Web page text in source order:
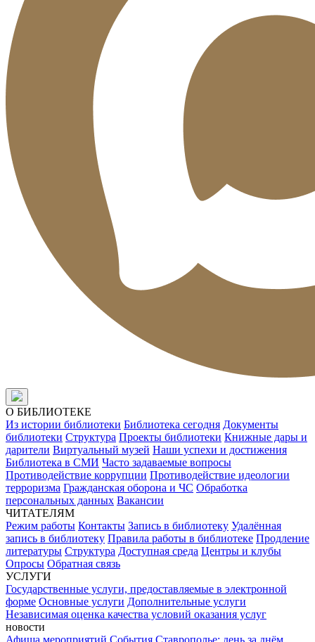
О БИБЛИОТЕКЕ
Из истории библиотеки Библиотека сегодня Документы
библиотеки Структура Проекты библиотеки Книжные дары и
дарители Виртуальный музей Наши успехи и достижения
Библиотека в СМИ Часто задаваемые вопросы
Противодействие коррупции Противодействие идеологии
терроризма Гражданская оборона и ЧС Обработка
персональных данных Вакансии
ЧИТАТЕЛЯМ
Режим работы Контакты Запись в библиотеку Удалённая
запись в библиотеку Правила работы в библиотеке Продление
литературы Структура Доступная среда Центры и клубы
Опросы Обратная связь
УСЛУГИ
Государственные услуги, предоставляемые в электронной
форме Основные услуги Дополнительные услуги
Независимая оценка качества условий оказания услуг
новости
Афиша мероприятий События Ставрополье: день за днём